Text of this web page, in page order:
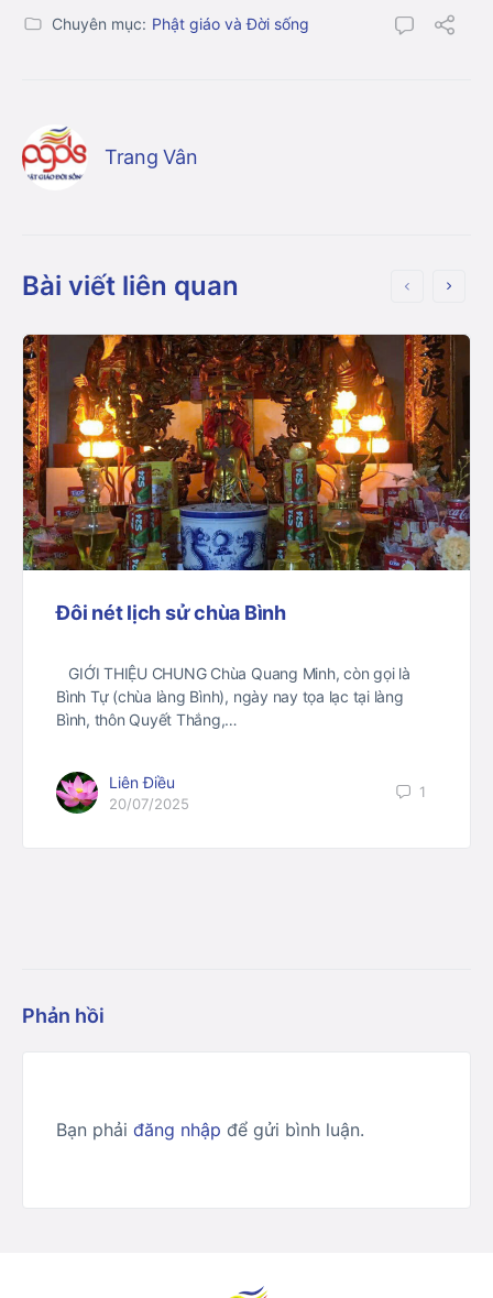
Chuyên mục: Phật giáo và Đời sống
Trang Vân
Bài viết liên quan
Đôi nét lịch sử chùa Bình
GIỚI THIỆU CHUNG Chùa Quang Minh, còn gọi là
Bình Tự (chùa làng Bình), ngày nay tọa lạc tại làng
Bình, thôn Quyết Thắng,…
Liên Điều
20/07/2025
1
Phản hồi
Bạn phải đăng nhập để gửi bình luận.